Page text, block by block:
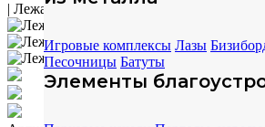
Игровые комплексы Лазы
Песочницы Батуты
Элементы
| Лежак ELMAF 314230